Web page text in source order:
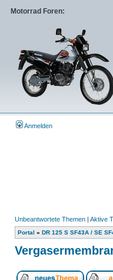
Motorrad Foren:
Anmelden
Unbeantwortete Themen | Aktive
Portal » DR 125 S SF43A / SE